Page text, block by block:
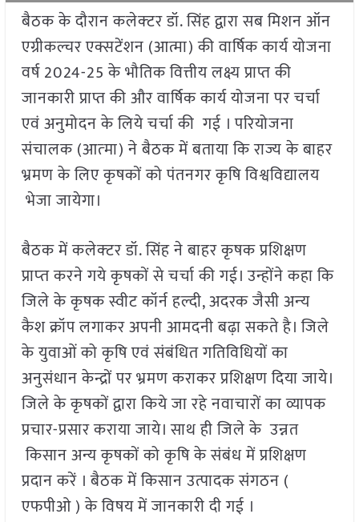
बैठक के दौरान कलेक्‍टर डॉ. सिंह द्वारा सब मिशन ऑन
एग्रीकल्चर एक्सटेंशन (आत्मा) की वार्षिक कार्य योजना
वर्ष 2024-25 के भौतिक वित्तीय लक्ष्य प्राप्त की
जानकारी प्राप्त की और वार्षिक कार्य योजना पर चर्चा
एवं अनुमोदन के लिये चर्चा की गई । परियोजना
संचालक (आत्‍मा) ने बैठक में बताया कि राज्य के बाहर
भ्रमण के लिए कृषकों को पंतनगर कृषि विश्वविद्यालय
भेजा जायेगा।
बैठक में कलेक्‍टर डॉ. सिंह ने बाहर कृषक प्रशिक्षण
प्राप्‍त करने गये कृषकों से चर्चा की गई। उन्होंने कहा कि
जिले के कृषक स्वीट कॉर्न हल्दी, अदरक जैसी अन्‍य
कैश क्रॉप लगाकर अपनी आमदनी बढ़ा सकते है। जिले
के युवाओं को कृषि एवं संबंधित गतिविधियों का
अनुसंधान केन्द्रों पर भ्रमण कराकर प्रशिक्षण दिया जाये।
जिले के कृषकों द्वारा किये जा रहे नवाचारों का व्यापक
प्रचार-प्रसार कराया जाये। साथ ही जिले के उन्नत
किसान अन्य कृषकों को कृषि के संबंध में प्रशिक्षण
प्रदान करें । बैठक में किसान उत्पादक संगठन (
एफपीओ ) के विषय में जानकारी दी गई ।